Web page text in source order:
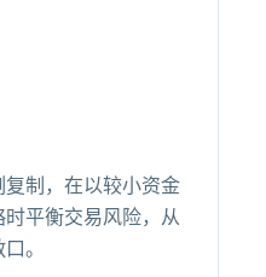
制，在以较小资金
平衡交易风险，从
。